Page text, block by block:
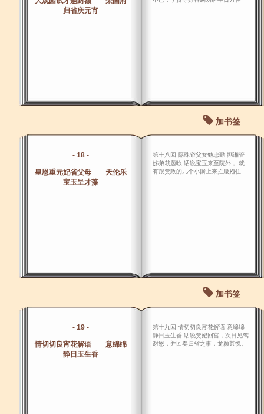
归省庆元宵
加书签
- 18 -
皇恩重元妃省父母 天伦乐
宝玉呈才藻
第十八回 隔珠帘父女勉忠勤 搦湘管
姊弟裁题咏 话说宝玉来至院外， 就
有跟贾政的几个小厮上来拦腰抱住
加书签
- 19 -
情切切良宵花解语 意绵绵
静日玉生香
第十九回 情切切良宵花解语 意绵绵
静日玉生香 话说贾妃回宫，次日见驾
谢恩，并回奏归省之事，龙颜甚悦。